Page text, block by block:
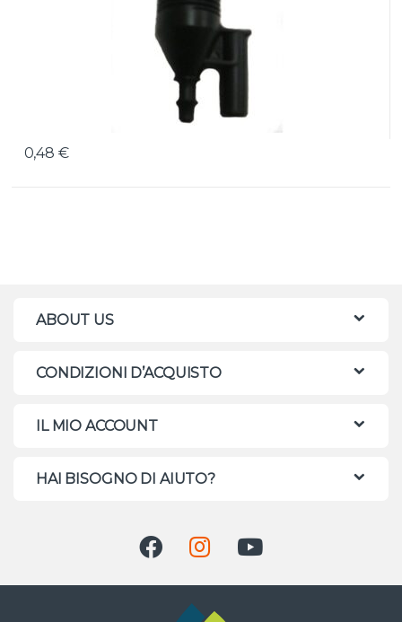
0,48 €
ABOUT US
CONDIZIONI D’ACQUISTO
IL MIO ACCOUNT
HAI BISOGNO DI AIUTO?